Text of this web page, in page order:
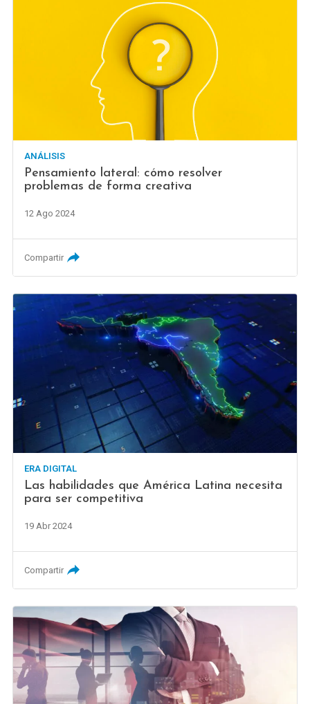
ANÁLISIS
Pensamiento lateral: cómo resolver
problemas de forma creativa
12 Ago 2024
Compartir
ERA DIGITAL
Las habilidades que América Latina necesita
para ser competitiva
19 Abr 2024
Compartir